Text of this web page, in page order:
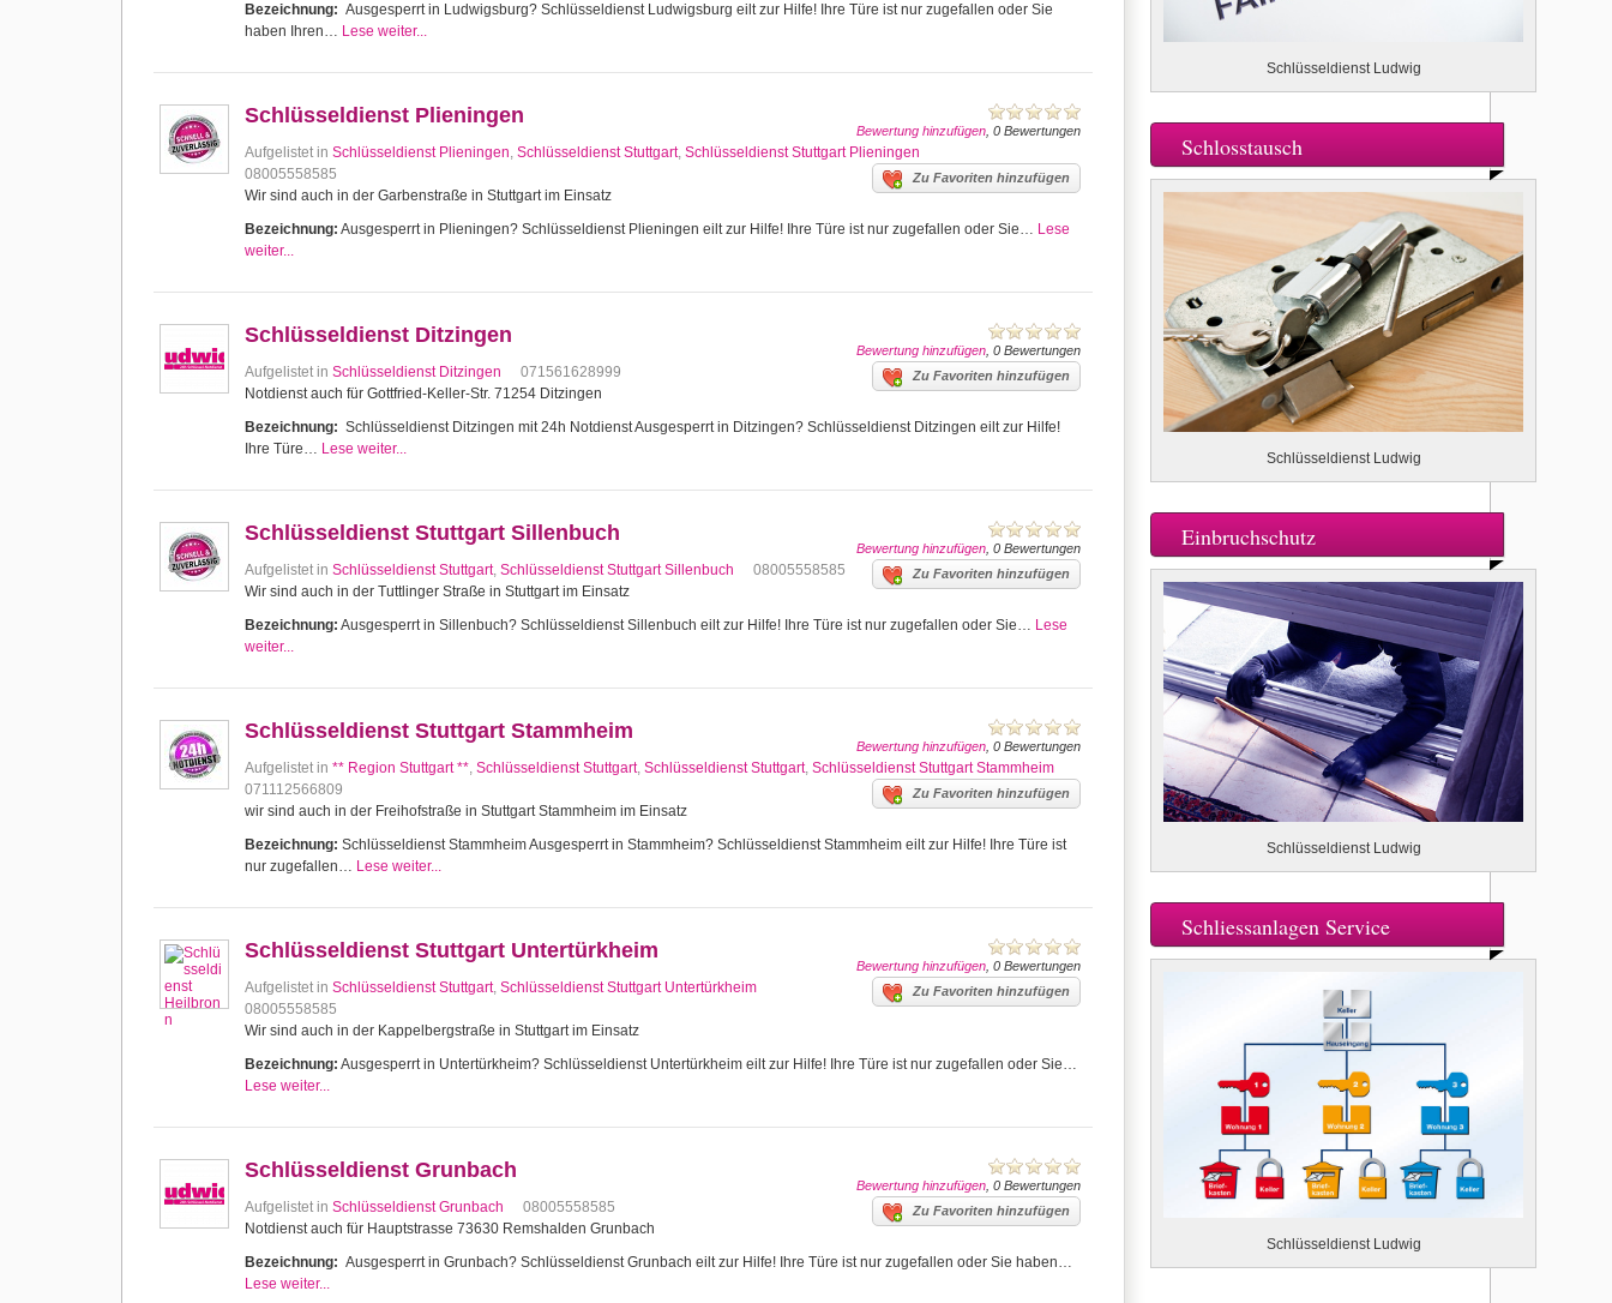
Bezeichnung: Ausgesperrt in Ludwigsburg? Schlüsseldienst Ludwigsburg eilt zur Hilfe! Ihre Türe ist nur zugefallen oder Sie
haben Ihren… Lese weiter...
Bewertung hinzufügen , 0 Bewertungen
Schlüsseldienst Plieningen
Aufgelistet in Schlüsseldienst Plieningen, Schlüsseldienst Stuttgart, Schlüsseldienst Stuttgart Plieningen
Zu Favoriten hinzufügen
08005558585
Wir sind auch in der Garbenstraße in Stuttgart im Einsatz
Bezeichnung: Ausgesperrt in Plieningen? Schlüsseldienst Plieningen eilt zur Hilfe! Ihre Türe ist nur zugefallen oder Sie… Lese
weiter...
Bewertung hinzufügen , 0 Bewertungen
Schlüsseldienst Ditzingen
Aufgelistet in Schlüsseldienst Ditzingen Zu Favoriten hinzufügen
071561628999
Notdienst auch für Gottfried-Keller-Str. 71254 Ditzingen
Bezeichnung: Schlüsseldienst Ditzingen mit 24h Notdienst Ausgesperrt in Ditzingen? Schlüsseldienst Ditzingen eilt zur Hilfe!
Ihre Türe… Lese weiter...
Bewertung hinzufügen , 0 Bewertungen
Schlüsseldienst Stuttgart Sillenbuch
Aufgelistet in Schlüsseldienst Stuttgart, Schlüsseldienst Stuttgart Sillenbuch Zu Favoriten hinzufügen
08005558585
Wir sind auch in der Tuttlinger Straße in Stuttgart im Einsatz
Bezeichnung: Ausgesperrt in Sillenbuch? Schlüsseldienst Sillenbuch eilt zur Hilfe! Ihre Türe ist nur zugefallen oder Sie… Lese
weiter...
Bewertung hinzufügen , 0 Bewertungen
Schlüsseldienst Stuttgart Stammheim
Aufgelistet in ** Region Stuttgart **, Schlüsseldienst Stuttgart, Schlüsseldienst Stuttgart, Schlüsseldienst Stuttgart Stammheim
Zu Favoriten hinzufügen
071112566809
wir sind auch in der Freihofstraße in Stuttgart Stammheim im Einsatz
Bezeichnung: Schlüsseldienst Stammheim Ausgesperrt in Stammheim? Schlüsseldienst Stammheim eilt zur Hilfe! Ihre Türe ist
nur zugefallen… Lese weiter...
Bewertung hinzufügen , 0 Bewertungen
Schlüsseldienst Stuttgart Untertürkheim
Aufgelistet in Schlüsseldienst Stuttgart, Schlüsseldienst Stuttgart Untertürkheim Zu Favoriten hinzufügen
08005558585
Wir sind auch in der Kappelbergstraße in Stuttgart im Einsatz
Bezeichnung: Ausgesperrt in Untertürkheim? Schlüsseldienst Untertürkheim eilt zur Hilfe! Ihre Türe ist nur zugefallen oder Sie…
Lese weiter...
Bewertung hinzufügen , 0 Bewertungen
Schlüsseldienst Grunbach
Aufgelistet in Schlüsseldienst Grunbach Zu Favoriten hinzufügen
08005558585
Notdienst auch für Hauptstrasse 73630 Remshalden Grunbach
Bezeichnung: Ausgesperrt in Grunbach? Schlüsseldienst Grunbach eilt zur Hilfe! Ihre Türe ist nur zugefallen oder Sie haben…
Lese weiter...
Schlüsseldienst Ludwig
Schlosstausch
Schlüsseldienst Ludwig
Einbruchschutz
Schlüsseldienst Ludwig
Schliessanlagen Service
Schlüsseldienst Ludwig